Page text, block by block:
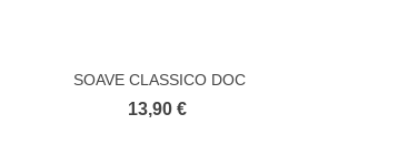
SOAVE CLASSICO DOC
13,90 €